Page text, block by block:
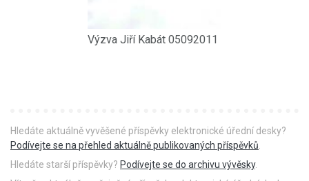
Výzva Jiří Kabát 05092011
Hledáte aktuálně vyvěšené příspěvky elektronické úřední desky?
Podívejte se na přehled aktuálně publikovaných příspěvků
Hledáte starší příspěvky? Podívejte se do archivu vývěsky.